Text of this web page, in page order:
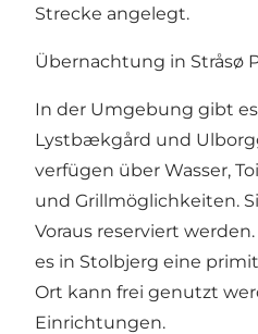
Strecke angelegt.
Übernachtung in Stråsø
In der Umgebung gibt
Lystbækgård und
verfügen über Wasser,
und Grillmöglichkeiten.
Voraus reserviert
es in Stolbjerg eine
Ort kann frei genutzt
Einrichtungen.